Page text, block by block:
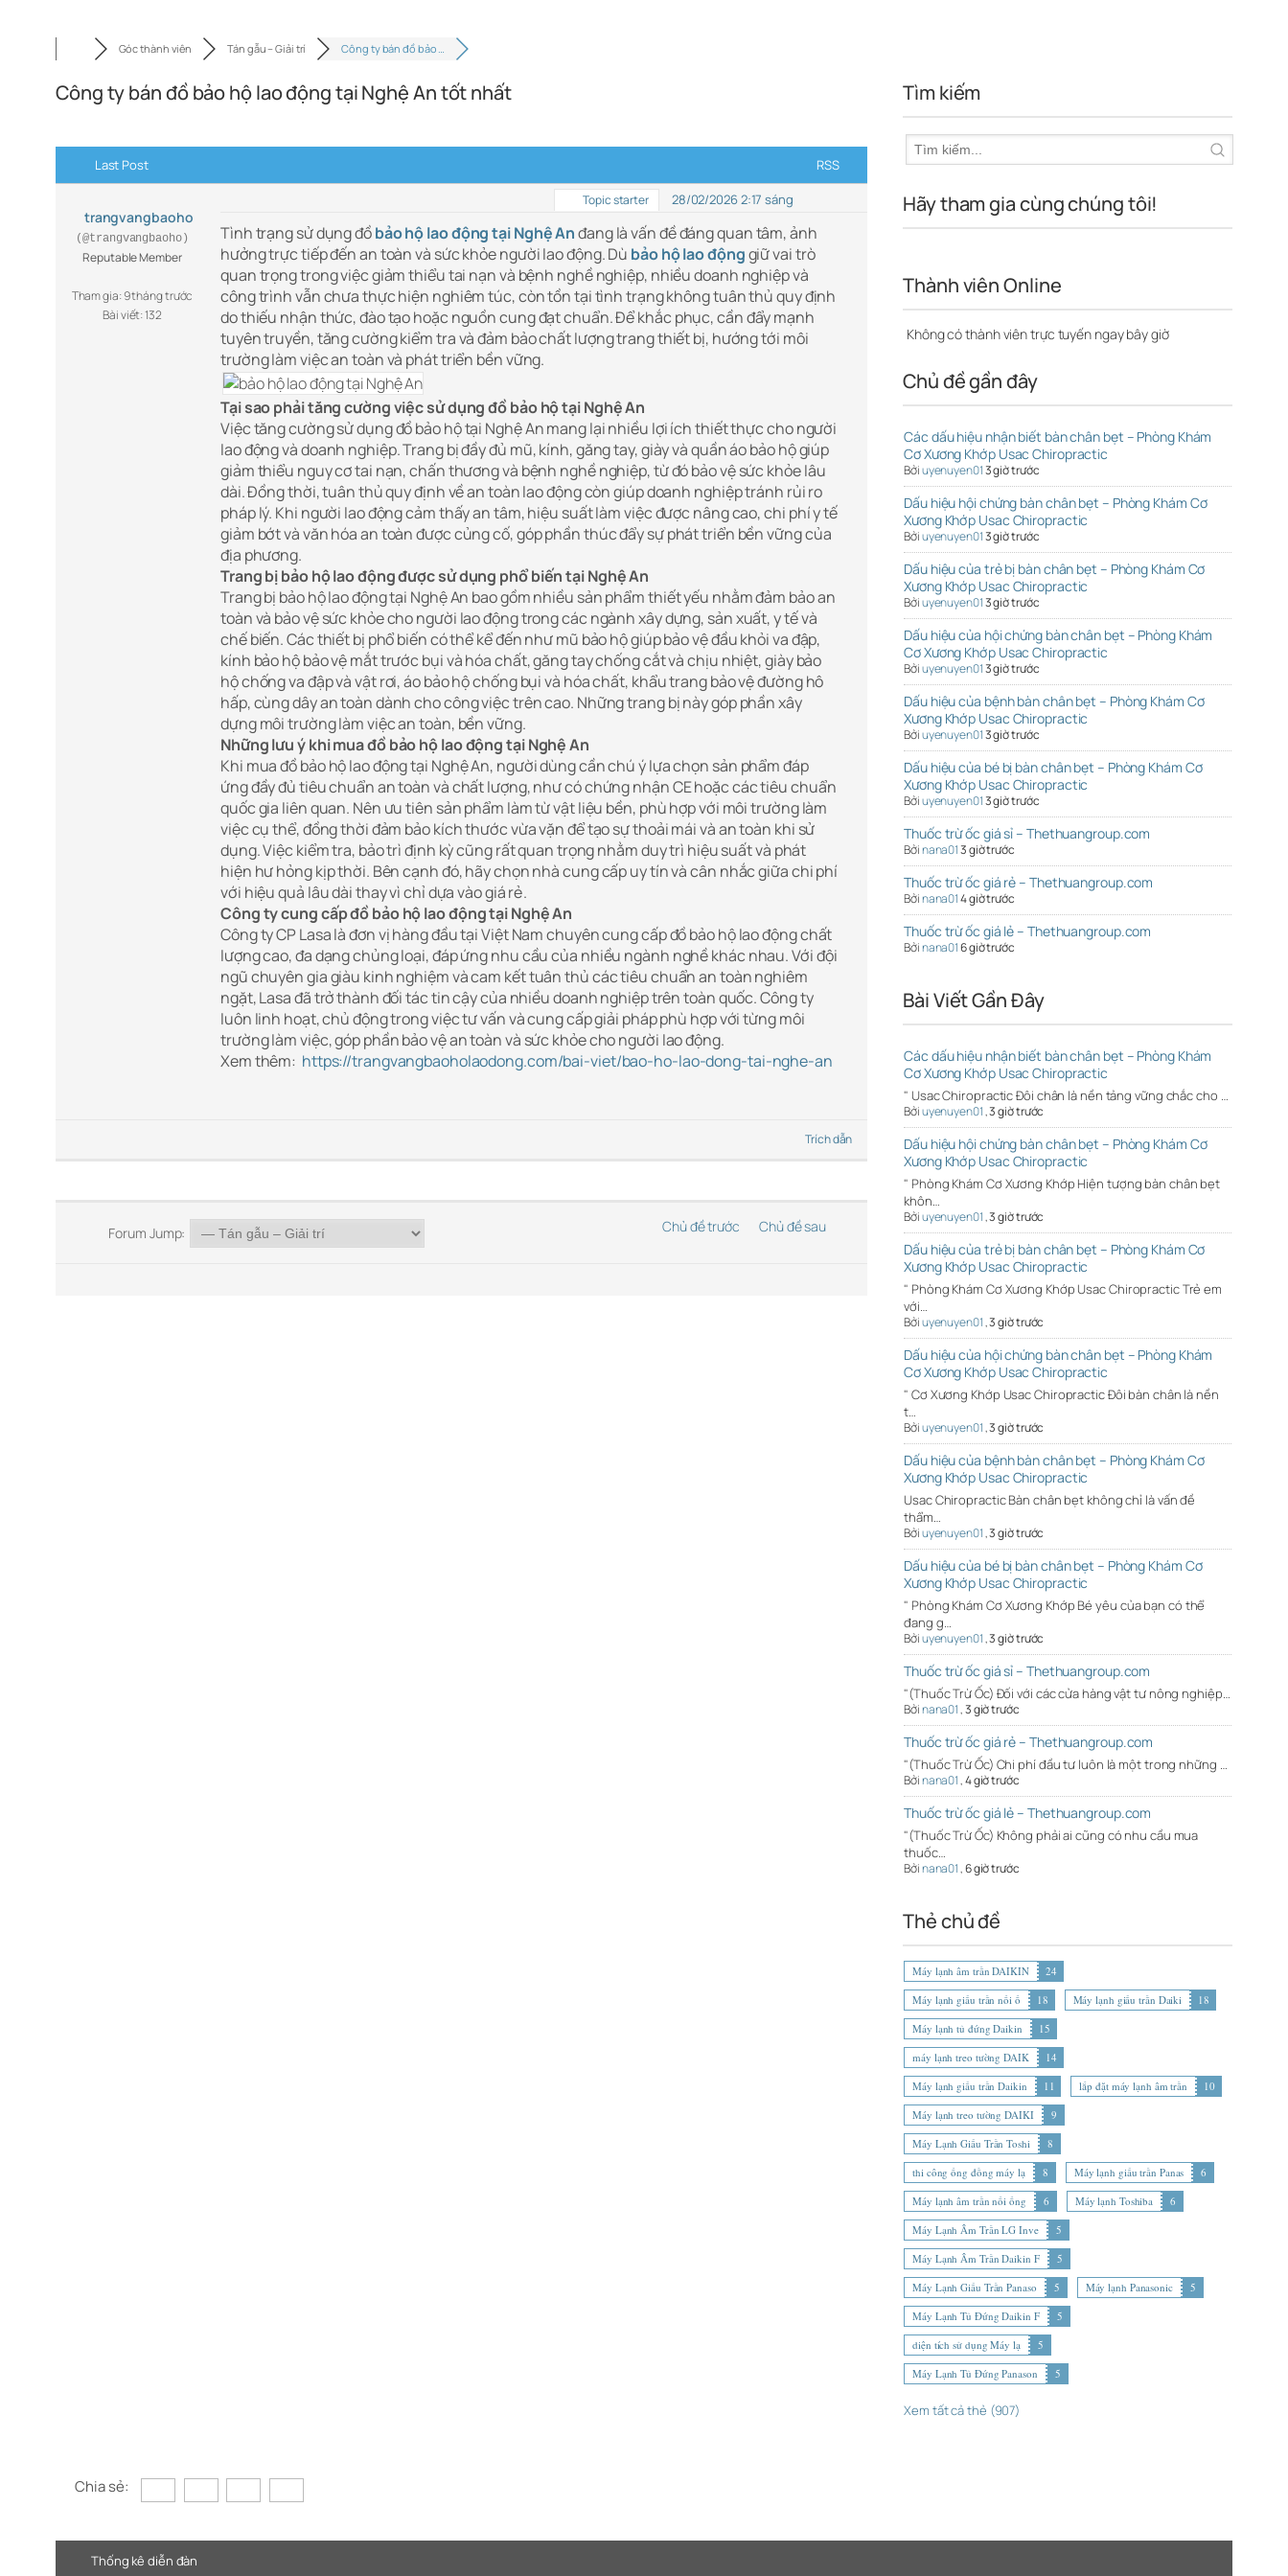
Góc thành viên Tán gẫu – Giải trí Công ty bán đồ bảo …
Công ty bán đồ bảo hộ lao động tại Nghệ An tốt nhất
Last Post RSS
trangvangbaoho
(@trangvangbaoho)
Reputable Member
Tham gia: 9 tháng trước
Bài viết: 132
Topic starter 28/02/2026 2:17 sáng
Tình trạng sử dụng đồbảo hộ lao động tại Nghệ Anđang là vấn đề đáng quan tâm, ảnh
hưởng trực tiếp đến an toàn và sức khỏe người lao động. Dù bảo hộ lao độnggiữ vai trò
quan trọng trong việc giảm thiểu tai nạn và bệnh nghề nghiệp, nhiều doanh nghiệp và
công trình vẫn chưa thực hiện nghiêm túc, còn tồn tại tình trạng không tuân thủ quy định
do thiếu nhận thức, đào tạo hoặc nguồn cung đạt chuẩn. Để khắc phục, cần đẩy mạnh
tuyên truyền, tăng cường kiểm tra và đảm bảo chất lượng trang thiết bị, hướng tới môi
trường làm việc an toàn và phát triển bền vững.
Tại sao phải tăng cường việc sử dụng đồ bảo hộ tại Nghệ An
Việc tăng cường sử dụng đồ bảo hộ tại Nghệ An mang lại nhiều lợi ích thiết thực cho người
lao động và doanh nghiệp. Trang bị đầy đủ mũ, kính, găng tay, giày và quần áo bảo hộ giúp
giảm thiểu nguy cơ tai nạn, chấn thương và bệnh nghề nghiệp, từ đó bảo vệ sức khỏe lâu
dài. Đồng thời, tuân thủ quy định về an toàn lao động còn giúp doanh nghiệp tránh rủi ro
pháp lý. Khi người lao động cảm thấy an tâm, hiệu suất làm việc được nâng cao, chi phí y tế
giảm bớt và văn hóa an toàn được củng cố, góp phần thúc đẩy sự phát triển bền vững của
địa phương.
Trang bị bảo hộ lao động được sử dụng phổ biến tại Nghệ An
Trang bị bảo hộ lao động tại Nghệ An bao gồm nhiều sản phẩm thiết yếu nhằm đảm bảo an
toàn và bảo vệ sức khỏe cho người lao động trong các ngành xây dựng, sản xuất, y tế và
chế biến. Các thiết bị phổ biến có thể kể đến như mũ bảo hộ giúp bảo vệ đầu khỏi va đập,
kính bảo hộ bảo vệ mắt trước bụi và hóa chất, găng tay chống cắt và chịu nhiệt, giày bảo
hộ chống va đập và vật rơi, áo bảo hộ chống bụi và hóa chất, khẩu trang bảo vệ đường hô
hấp, cùng dây an toàn dành cho công việc trên cao. Những trang bị này góp phần xây
dựng môi trường làm việc an toàn, bền vững.
Những lưu ý khi mua đồ bảo hộ lao động tại Nghệ An
Khi mua đồ bảo hộ lao động tại Nghệ An, người dùng cần chú ý lựa chọn sản phẩm đáp
ứng đầy đủ tiêu chuẩn an toàn và chất lượng, như có chứng nhận CE hoặc các tiêu chuẩn
quốc gia liên quan. Nên ưu tiên sản phẩm làm từ vật liệu bền, phù hợp với môi trường làm
việc cụ thể, đồng thời đảm bảo kích thước vừa vặn để tạo sự thoải mái và an toàn khi sử
dụng. Việc kiểm tra, bảo trì định kỳ cũng rất quan trọng nhằm duy trì hiệu suất và phát
hiện hư hỏng kịp thời. Bên cạnh đó, hãy chọn nhà cung cấp uy tín và cân nhắc giữa chi phí
với hiệu quả lâu dài thay vì chỉ dựa vào giá rẻ.
Công ty cung cấp đồ bảo hộ lao động tại Nghệ An
Công ty CP Lasa là đơn vị hàng đầu tại Việt Nam chuyên cung cấp đồ bảo hộ lao động chất
lượng cao, đa dạng chủng loại, đáp ứng nhu cầu của nhiều ngành nghề khác nhau. Với đội
ngũ chuyên gia giàu kinh nghiệm và cam kết tuân thủ các tiêu chuẩn an toàn nghiêm
ngặt, Lasa đã trở thành đối tác tin cậy của nhiều doanh nghiệp trên toàn quốc. Công ty
luôn linh hoạt, chủ động trong việc tư vấn và cung cấp giải pháp phù hợp với từng môi
trường làm việc, góp phần bảo vệ an toàn và sức khỏe cho người lao động.
Xem thêm: https://trangvangbaoholaodong.com/bai-viet/bao-ho-lao-dong-tai-nghe-an
Trích dẫn
Forum Jump: Chủ đề trước Chủ đề sau
Tìm kiếm
Hãy tham gia cùng chúng tôi!
Thành viên Online
Không có thành viên trực tuyến ngay bây giờ
Chủ đề gần đây
Các dấu hiệu nhận biết bàn chân bẹt – Phòng Khám
Cơ Xương Khớp Usac Chiropractic
Bởiuyenuyen013 giờ trước
Dấu hiệu hội chứng bàn chân bẹt – Phòng Khám Cơ
Xương Khớp Usac Chiropractic
Bởiuyenuyen013 giờ trước
Dấu hiệu của trẻ bị bàn chân bẹt – Phòng Khám Cơ
Xương Khớp Usac Chiropractic
Bởiuyenuyen013 giờ trước
Dấu hiệu của hội chứng bàn chân bẹt – Phòng Khám
Cơ Xương Khớp Usac Chiropractic
Bởiuyenuyen013 giờ trước
Dấu hiệu của bệnh bàn chân bẹt – Phòng Khám Cơ
Xương Khớp Usac Chiropractic
Bởiuyenuyen013 giờ trước
Dấu hiệu của bé bị bàn chân bẹt – Phòng Khám Cơ
Xương Khớp Usac Chiropractic
Bởiuyenuyen013 giờ trước
Thuốc trừ ốc giá sỉ – Thethuangroup.com
Bởinana013 giờ trước
Thuốc trừ ốc giá rẻ – Thethuangroup.com
Bởinana014 giờ trước
Thuốc trừ ốc giá lẻ – Thethuangroup.com
Bởinana016 giờ trước
Bài Viết Gần Đây
Các dấu hiệu nhận biết bàn chân bẹt – Phòng Khám
Cơ Xương Khớp Usac Chiropractic
" Usac Chiropractic Đôi chân là nền tảng vững chắc cho …
Bởiuyenuyen01,3 giờ trước
Dấu hiệu hội chứng bàn chân bẹt – Phòng Khám Cơ
Xương Khớp Usac Chiropractic
" Phòng Khám Cơ Xương Khớp Hiện tượng bàn chân bẹt
khôn…
Bởiuyenuyen01,3 giờ trước
Dấu hiệu của trẻ bị bàn chân bẹt – Phòng Khám Cơ
Xương Khớp Usac Chiropractic
" Phòng Khám Cơ Xương Khớp Usac Chiropractic Trẻ em
với…
Bởiuyenuyen01,3 giờ trước
Dấu hiệu của hội chứng bàn chân bẹt – Phòng Khám
Cơ Xương Khớp Usac Chiropractic
" Cơ Xương Khớp Usac Chiropractic Đôi bàn chân là nền
t…
Bởiuyenuyen01,3 giờ trước
Dấu hiệu của bệnh bàn chân bẹt – Phòng Khám Cơ
Xương Khớp Usac Chiropractic
Usac Chiropractic Bàn chân bẹt không chỉ là vấn đề
thẩm…
Bởiuyenuyen01,3 giờ trước
Dấu hiệu của bé bị bàn chân bẹt – Phòng Khám Cơ
Xương Khớp Usac Chiropractic
" Phòng Khám Cơ Xương Khớp Bé yêu của bạn có thể
đang g…
Bởiuyenuyen01,3 giờ trước
Thuốc trừ ốc giá sỉ – Thethuangroup.com
"(Thuốc Trừ Ốc) Đối với các cửa hàng vật tư nông nghiệp…
Bởinana01,3 giờ trước
Thuốc trừ ốc giá rẻ – Thethuangroup.com
"(Thuốc Trừ Ốc) Chi phí đầu tư luôn là một trong những …
Bởinana01,4 giờ trước
Thuốc trừ ốc giá lẻ – Thethuangroup.com
"(Thuốc Trừ Ốc) Không phải ai cũng có nhu cầu mua
thuốc…
Bởinana01,6 giờ trước
Thẻ chủ đề
Máy lạnh âm trần DAIKIN
24
Máy lạnh giấu trần nối ố
18 Máy lạnh giấu trần Daiki
18
Máy lạnh tủ đứng Daikin
15
máy lạnh treo tường DAIK
14
Máy lạnh giấu trần Daikin
11 lắp đặt máy lạnh âm trần
10
Máy lạnh treo tường DAIKI
9
Máy Lạnh Giấu Trần Toshi
8
thi công ống đồng máy lạ
8 Máy lạnh giấu trần Panas
6
Máy lạnh âm trần nối ống
6 Máy lạnh Toshiba
6
Máy Lạnh Âm Trần LG Inve
5
Máy Lạnh Âm Trần Daikin F
5
Máy Lạnh Giấu Trần Panaso
5 Máy lạnh Panasonic
5
Máy Lạnh Tủ Đứng Daikin F
5
diện tích sử dụng Máy lạ
5
Máy Lạnh Tủ Đứng Panason
5
Xem tất cả thẻ (907)
Chia sẻ:
Thống kê diễn đàn